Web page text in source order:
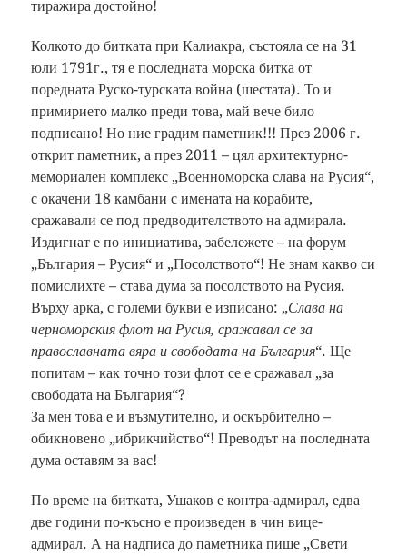
тиражира достойно!
Колкото до битката при Калиакра, състояла се на 31
юли 1791г., тя е последната морска битка от
поредната Руско-турската война (шестата). То и
примирието малко преди това, май вече било
подписано! Но ние градим паметник!!! През 2006 г.
открит паметник, а през 2011 – цял архитектурно-
мемориален комплекс „Военноморска слава на Русия“,
с окачени 18 камбани с имената на корабите,
сражавали се под предводителството на адмирала.
Издигнат е по инициатива, забележете – на форум
„България – Русия“ и „Посолството“! Не знам какво си
помислихте – става дума за посолството на Русия.
Върху арка, с големи букви е изписано: „Слава на
черноморския флот на Русия, сражавал се за
православната вяра и свободата на България“. Ще
попитам – как точно този флот се е сражавал „за
свободата на България“?
За мен това е и възмутително, и оскърбително –
обикновено „ибрикчийство“! Преводът на последната
дума оставям за вас!
По време на битката, Ушаков е контра-адмирал, едва
две години по-късно е произведен в чин вице-
адмирал. А на надписа до паметника пише „Свети